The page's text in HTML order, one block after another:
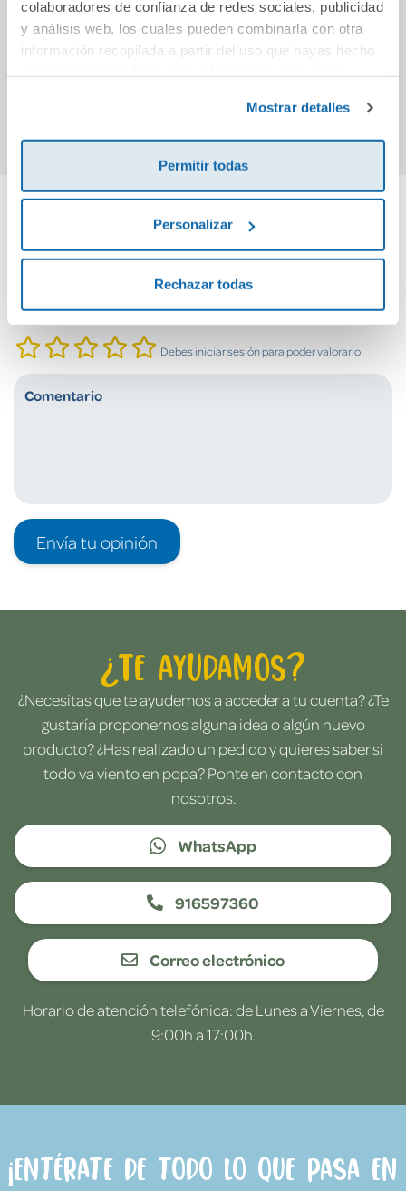
colaboradores de confianza de redes sociales, publicidad
y análisis web, los cuales pueden combinarla con otra
información recopilada a partir del uso que hayas hecho
Mostrar detalles
Permitir todas
Personalizar
Rechazar todas
Comprar
Cuéntanos tu opinión
¡Sé el primero en valorar este producto!
Debes iniciar sesión para poder valorarlo
Envía tu opinión
¿Te ayudamos?
¿Necesitas que te ayudemos a acceder a tu cuenta? ¿Te
gustaría proponernos alguna idea o algún nuevo
producto? ¿Has realizado un pedido y quieres saber si
todo va viento en popa? Ponte en contacto con
nosotros.
WhatsApp
916597360
Correo electrónico
Horario de atención telefónica: de Lunes a Viernes, de
9:00h a 17:00h.
¡Entérate de todo lo que pasa en